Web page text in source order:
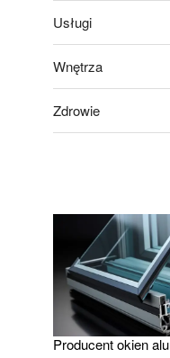
Usługi
Wnętrza
Zdrowie
Producent okien